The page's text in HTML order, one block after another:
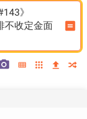
》
不收定金面